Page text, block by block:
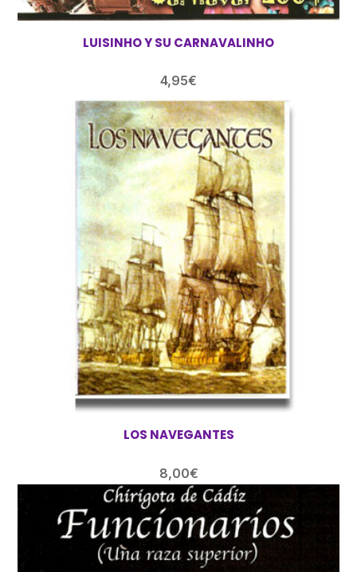
LUISINHO Y SU CARNAVALINHO
4,95€
LOS NAVEGANTES
8,00€